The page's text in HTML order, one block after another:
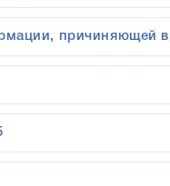
причиняющей